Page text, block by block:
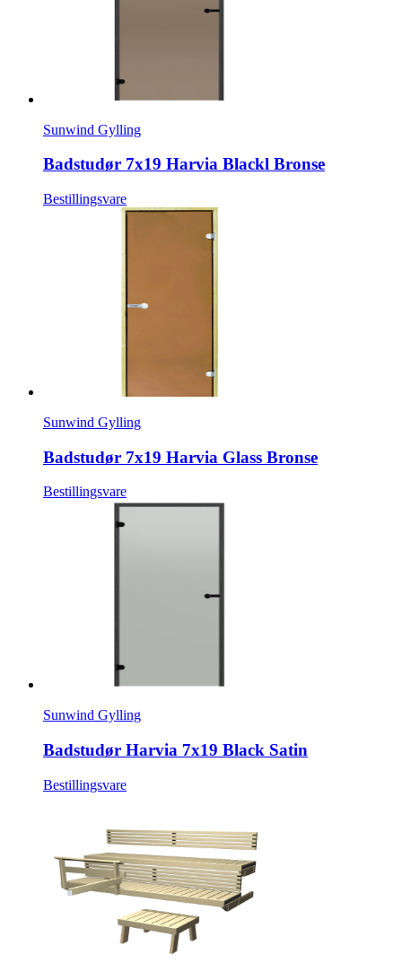
Sunwind Gylling
Badstudør 7x19 Harvia Blackl Bronse
Bestillingsvare
Sunwind Gylling
Badstudør 7x19 Harvia Glass Bronse
Bestillingsvare
Sunwind Gylling
Badstudør Harvia 7x19 Black Satin
Bestillingsvare